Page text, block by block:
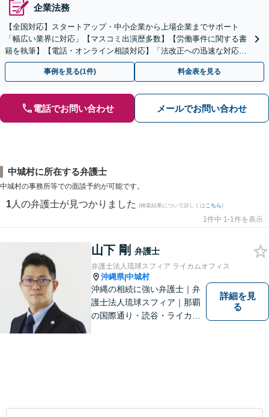
企業法務
【全国対応】スタートアップ・中小企業から上場企業までサポート
「幅広い業界に対応」【マスコミ出演歴多数】【労働事件に関する書
籍を執筆】【電話・オンライン相談対応】「法改正への迅速な対応」
「労務環境の整備でトラブルを未然に防ぐ」
事例を見る(1件) 料金表を見る
電話でお問い合わせ メールでお問い合わせ
中城村に所在する弁護士
中城村の事務所等での面談予約が可能です。
1 人の弁護士が見つかりました (検索結果について詳しくは こちら)
1件中 1-1件を表示
山下 剛 弁護士
弁護士法人琉球スフィア ライカムオフィス
沖縄県|中城村
沖縄の相続に強い弁護士｜弁
護士法人琉球スフィア｜那覇
の国際通り・読谷・ライカム
す。
詳細を見
る